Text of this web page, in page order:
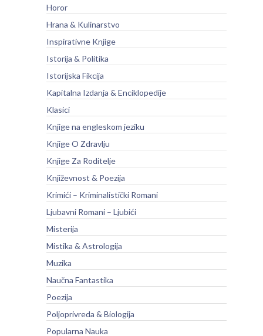
Horor
Hrana & Kulinarstvo
Inspirativne Knjige
Istorija & Politika
Istorijska Fikcija
Kapitalna Izdanja & Enciklopedije
Klasici
Knjige na engleskom jeziku
Knjige O Zdravlju
Knjige Za Roditelje
Književnost & Poezija
Krimići – Kriminalistički Romani
Ljubavni Romani – Ljubići
Misterija
Mistika & Astrologija
Muzika
Naučna Fantastika
Poezija
Poljoprivreda & Biologija
Popularna Nauka